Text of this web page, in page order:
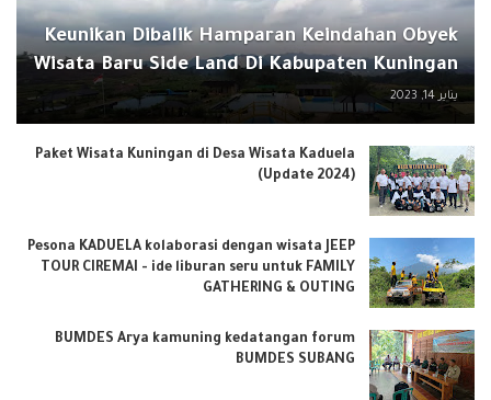
Keunikan Dibalik Hamparan Keindahan Obyek
Wisata Baru Side Land Di Kabupaten Kuningan
يناير 14, 2023
Paket Wisata Kuningan di Desa Wisata Kaduela
(Update 2024)
Pesona KADUELA kolaborasi dengan wisata JEEP
TOUR CIREMAI - ide liburan seru untuk FAMILY
GATHERING & OUTING
BUMDES Arya kamuning kedatangan forum
BUMDES SUBANG